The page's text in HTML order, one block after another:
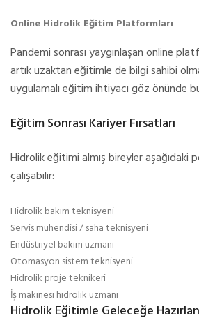
Online Hidrolik Eğitim Platformları
Pandemi sonrası yaygınlaşan online
artık uzaktan eğitimle de bilgi sahibi
uygulamalı eğitim ihtiyacı göz önünde
Eğitim Sonrası Kariyer Fırsatları
Hidrolik eğitimi almış bireyler aşağıdaki
çalışabilir:
Hidrolik bakım teknisyeni
Servis mühendisi / saha teknisyeni
Endüstriyel bakım uzmanı
Otomasyon sistem teknisyeni
Hidrolik proje teknikeri
İş makinesi hidrolik uzmanı
Hidrolik Eğitimle Geleceğe